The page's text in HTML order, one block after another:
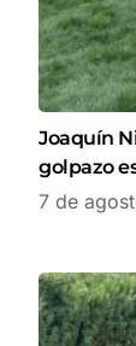
Joaquín
golpazo
7 de